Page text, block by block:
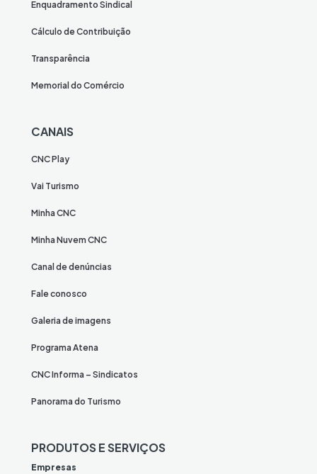
Enquadramento Sindical
Cálculo de Contribuição
Transparência
Memorial do Comércio
CANAIS
CNC Play
Vai Turismo
Minha CNC
Minha Nuvem CNC
Canal de denúncias
Fale conosco
Galeria de imagens
Programa Atena
CNC Informa – Sindicatos
Panorama do Turismo
PRODUTOS E SERVIÇOS
Empresas